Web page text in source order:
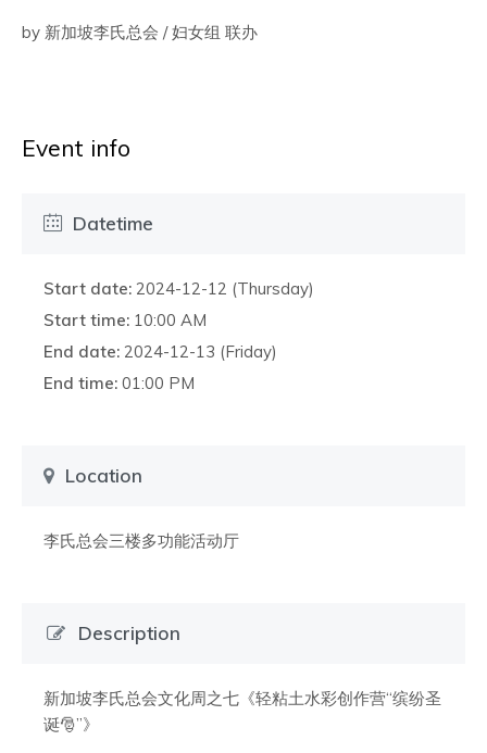
by 新加坡李氏总会 / 妇女组 联办
Event info
Datetime
Start date: 2024-12-12 (Thursday)
Start time: 10:00 AM
End date: 2024-12-13 (Friday)
End time: 01:00 PM
Location
李氏总会三楼多功能活动厅
Description
新加坡李氏总会文化周之七《轻粘土水彩创作营“缤纷圣
诞🎅”》